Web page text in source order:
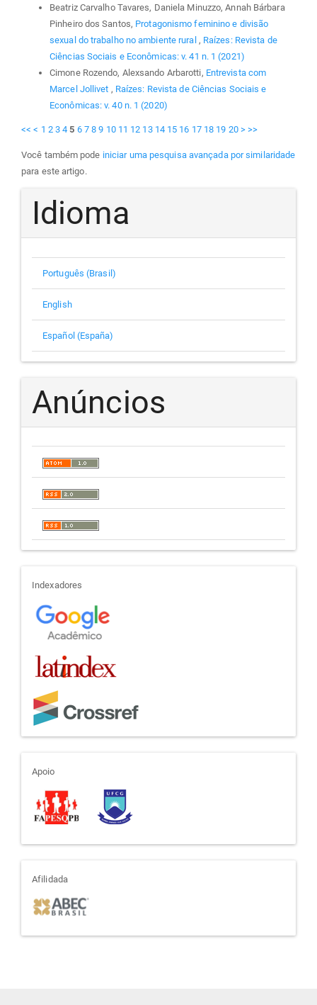
Beatriz Carvalho Tavares, Daniela Minuzzo, Annah Bárbara
Pinheiro dos Santos, Protagonismo feminino e divisão
sexual do trabalho no ambiente rural , Raízes: Revista de
Ciências Sociais e Econômicas: v. 41 n. 1 (2021)
Cimone Rozendo, Alexsando Arbarotti, Entrevista com
Marcel Jollivet , Raízes: Revista de Ciências Sociais e
Econômicas: v. 40 n. 1 (2020)
<< < 1 2 3 4 5 6 7 8 9 10 11 12 13 14 15 16 17 18 19 20 > >>
Você também pode iniciar uma pesquisa avançada por similaridade
para este artigo.
Idioma
Português (Brasil)
English
Español (España)
Anúncios
indexadores
Indexadores
apoio
Apoio
afiliada
Afilidada